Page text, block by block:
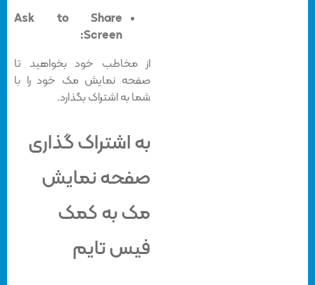
Ask to Share
Screen:
از مخاطب خود بخواهید تا
صفحه نمایش مک خود را با
شما به اشتراک بگذارد.
به اشتراک گذاری
صفحه نمایش
مک به کمک
فیس تایم